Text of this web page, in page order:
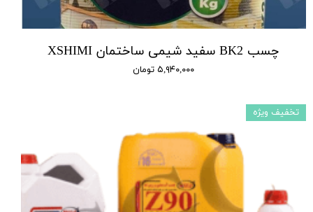
چسب BK2 سفید شیمی ساختمان XSHIMI
۵,۹۴۰,۰۰۰ تومان
تخفیف ویژه